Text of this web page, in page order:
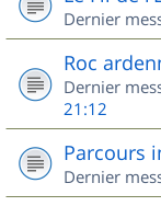
Dernier
Roc
Dernier
21:12
Parcours
Dernier